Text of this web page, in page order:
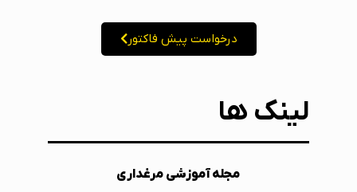
درخواست پیش فاکتور
لینک ها
مجله آموزشی مرغداری